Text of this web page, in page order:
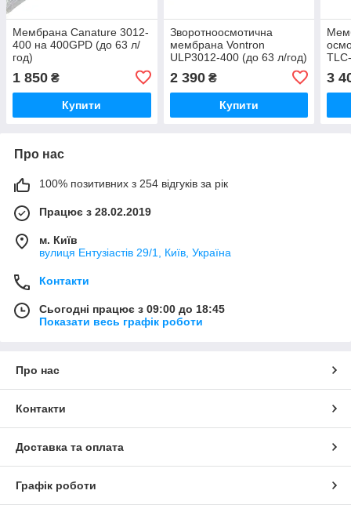
Мембрана Canature 3012-
400 на 400GPD (до 63 л/
год)
1 850 ₴
Купити
Зворотноосмотична
мембрана Vontron
ULP3012-400 (до 63 л/год)
2 390₴
Купити
3
Про нас
100% позитивних з 254 відгуків за рік
Працює з 28.02.2019
м. Київ
вулиця Ентузіастів 29/1, Київ, Україна
Контакти
Сьогодні працює з 09:00 до 18:45
Показати весь графік роботи
Про нас
Контакти
Доставка та оплата
Графік роботи